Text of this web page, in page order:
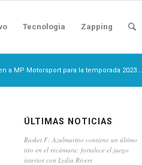
Tecnologia Zapping
a MP Motorsport para la temporada 2023...
ÚLTIMAS NOTICIAS
Basket F: Azulmarino contiene un último
tiro en el recámara: fortalece el juego
interior con Lydia Rivers